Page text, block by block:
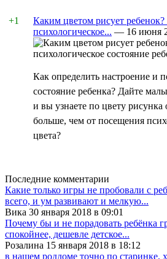
+1
Каким цветом рисует
психологическое... — 16 июня
Как определить настроение и
состояние ребенка? Дайте
и вы узнаете по цвету рисунка
больше, чем от посещения
цвета?
Последние комментарии
Какие только игры не пробовали с
всего, и ум развивают и мелкую...
Вика 30 января 2018 в 09:01
Почему бы и не порадовать ребёнка
спокойнее, дешевле детское...
Розалина 15 января 2018 в 18:12
в нашем роддоме точно по старинке,